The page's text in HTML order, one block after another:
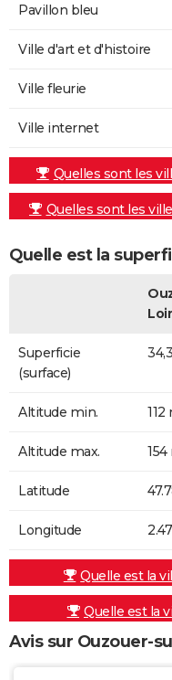
Pavillon bleu
Ville d'art et d'histoire
Ville fleurie
Ville internet
Quelles sont les
Quelles sont les
Quelle est la
Superficie
(surface)
Altitude min.
Altitude max.
Latitude
Longitude
Quelle est la
Quelle est la
Avis sur Ouzouer-